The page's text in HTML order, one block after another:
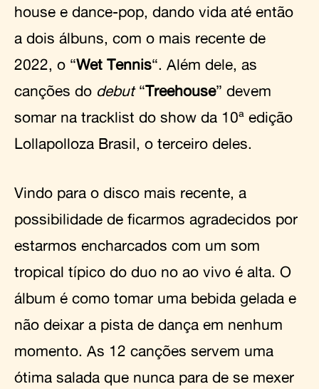
house e dance-pop, dando vida até então
a dois álbuns, com o mais recente de
2022, o “Wet Tennis“. Além dele, as
canções do debut “Treehouse” devem
somar na tracklist do show da 10ª edição
Lollapolloza Brasil, o terceiro deles.
Vindo para o disco mais recente, a
possibilidade de ficarmos agradecidos por
estarmos encharcados com um som
tropical típico do duo no ao vivo é alta. O
álbum é como tomar uma bebida gelada e
não deixar a pista de dança em nenhum
momento. As 12 canções servem uma
ótima salada que nunca para de se mexer